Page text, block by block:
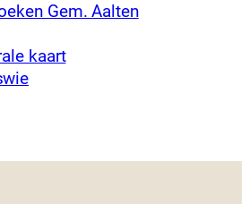
Gem. Aalten
kaart